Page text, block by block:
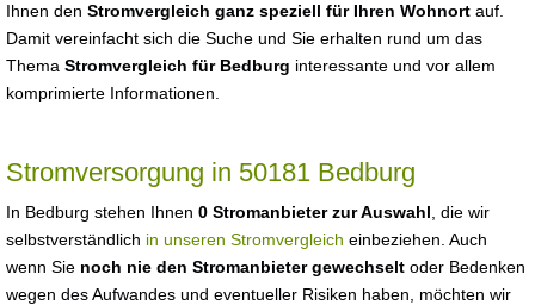
Ihnen den Stromvergleich ganz speziell für Ihren Wohnort auf.
Damit vereinfacht sich die Suche und Sie erhalten rund um das
Thema Stromvergleich für Bedburg interessante und vor allem
komprimierte Informationen.
Stromversorgung in 50181 Bedburg
In Bedburg stehen Ihnen 0 Stromanbieter zur Auswahl , die wir
selbstverständlich in unseren Stromvergleich einbeziehen. Auch
wenn Sie noch nie den Stromanbieter gewechselt oder Bedenken
wegen des Aufwandes und eventueller Risiken haben, möchten wir